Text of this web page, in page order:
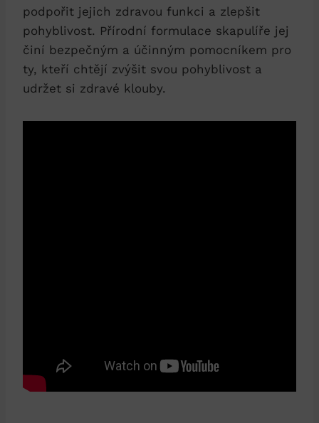
podpořit jejich zdravou funkci a zlepšit
pohyblivost. Přírodní formulace skapulíře jej
činí bezpečným a účinným pomocníkem pro
ty, kteří chtějí zvýšit svou pohyblivost a
udržet si zdravé klouby.